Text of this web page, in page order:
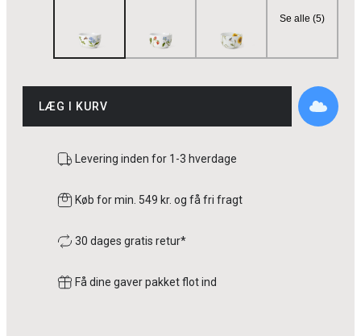
Se alle (5)
LÆG I KURV
Levering inden for 1-3 hverdage
Køb for min. 549 kr. og få fri fragt
30 dages gratis retur*
Få dine gaver pakket flot ind